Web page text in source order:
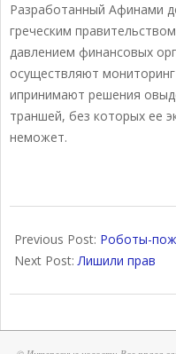
Разработанный Афинами
греческим
давлением финансовых
осуществляют
ипринимают решения
траншей, без которых ее
неможет.
03-
14
Previous Post: Роботы-
Next Post:Лишили прав